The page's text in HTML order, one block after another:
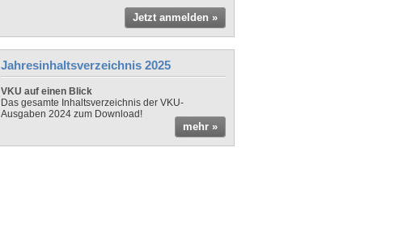
Jetzt anmelden »
Jahresinhaltsverzeichnis 2025
VKU auf einen Blick
Das gesamte Inhaltsverzeichnis der VKU-
Ausgaben 2024 zum Download!
mehr »